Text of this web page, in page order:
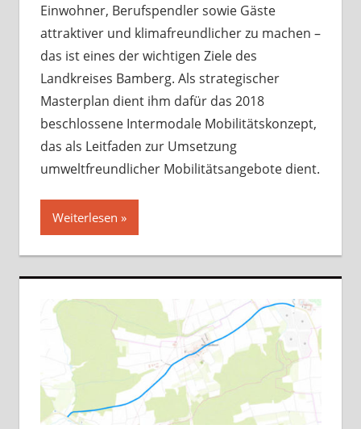
Einwohner, Berufspendler sowie Gäste
attraktiver und klimafreundlicher zu machen –
das ist eines der wichtigen Ziele des
Landkreises Bamberg. Als strategischer
Masterplan dient ihm dafür das 2018
beschlossene Intermodale Mobilitätskonzept,
das als Leitfaden zur Umsetzung
umweltfreundlicher Mobilitätsangebote dient.
Weiterlesen